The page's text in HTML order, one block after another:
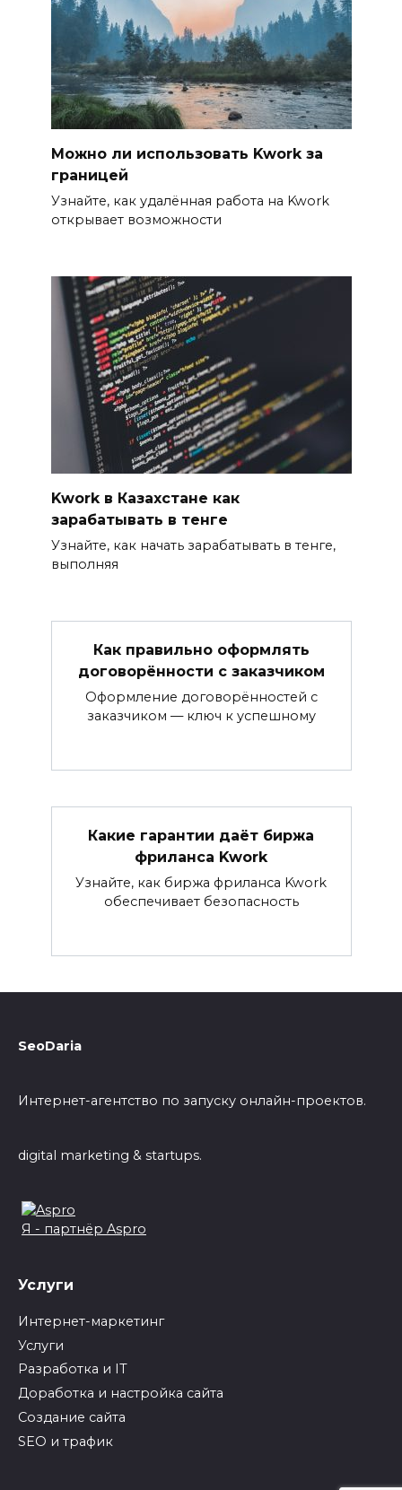
Можно ли использовать Kwork за
границей
Узнайте, как удалённая работа на Kwork
открывает возможности
Kwork в Казахстане как
зарабатывать в тенге
Узнайте, как начать зарабатывать в тенге,
выполняя
Как правильно оформлять
договорённости с заказчиком
Оформление договорённостей с
заказчиком — ключ к успешному
Какие гарантии даёт биржа
фриланса Kwork
Узнайте, как биржа фриланса Kwork
обеспечивает безопасность
SeoDaria
Интернет-агентство по запуску онлайн-проектов.
digital marketing & startups.
Я - партнёр Aspro
Услуги
Интернет-маркетинг
Услуги
Разработка и IT
Доработка и настройка сайта
Создание сайта
SEO и трафик